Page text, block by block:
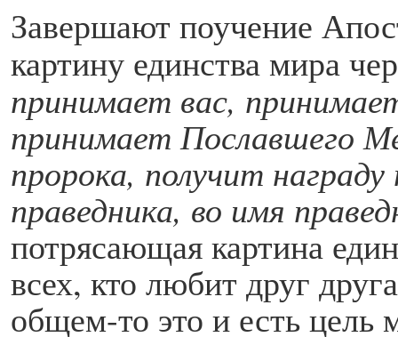
Завершают поучение
картину единства мира
принимает вас,
принимает Пославшего
пророка, получит
праведника, во имя
потрясающая картина
всех, кто любит друг
общем-то это и есть цель